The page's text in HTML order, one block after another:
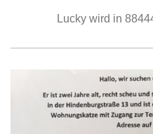
Lucky wird in